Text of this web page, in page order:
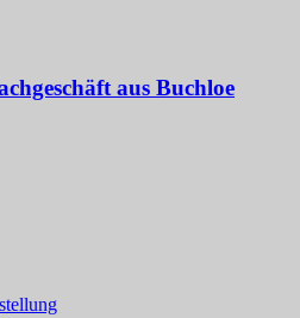
aus Buchloe